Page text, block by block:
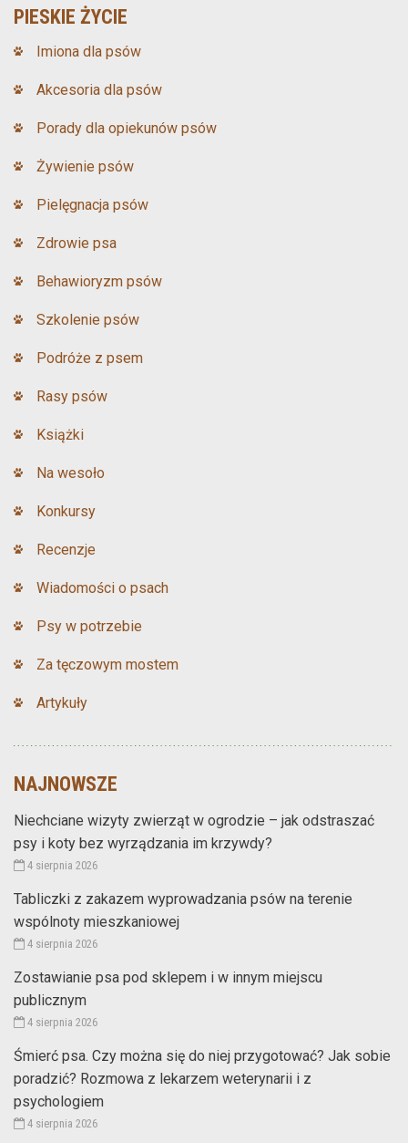
PIESKIE ŻYCIE
Imiona dla psów
Akcesoria dla psów
Porady dla opiekunów psów
Żywienie psów
Pielęgnacja psów
Zdrowie psa
Behawioryzm psów
Szkolenie psów
Podróże z psem
Rasy psów
Książki
Na wesoło
Konkursy
Recenzje
Wiadomości o psach
Psy w potrzebie
Za tęczowym mostem
Artykuły
NAJNOWSZE
Niechciane wizyty zwierząt w ogrodzie – jak odstraszać
psy i koty bez wyrządzania im krzywdy?
4 sierpnia 2026
Tabliczki z zakazem wyprowadzania psów na terenie
wspólnoty mieszkaniowej
4 sierpnia 2026
Zostawianie psa pod sklepem i w innym miejscu
publicznym
4 sierpnia 2026
Śmierć psa. Czy można się do niej przygotować? Jak sobie
poradzić? Rozmowa z lekarzem weterynarii i z
psychologiem
4 sierpnia 2026